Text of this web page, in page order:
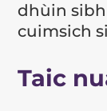
dhùin
cuimsich
Taic